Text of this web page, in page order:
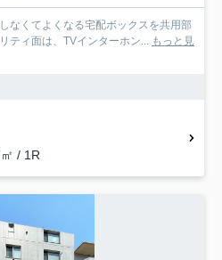
なくてよくなる宅配ボックスを共用部
ティ面は、TVインターホン...
もっと見
/ 1R